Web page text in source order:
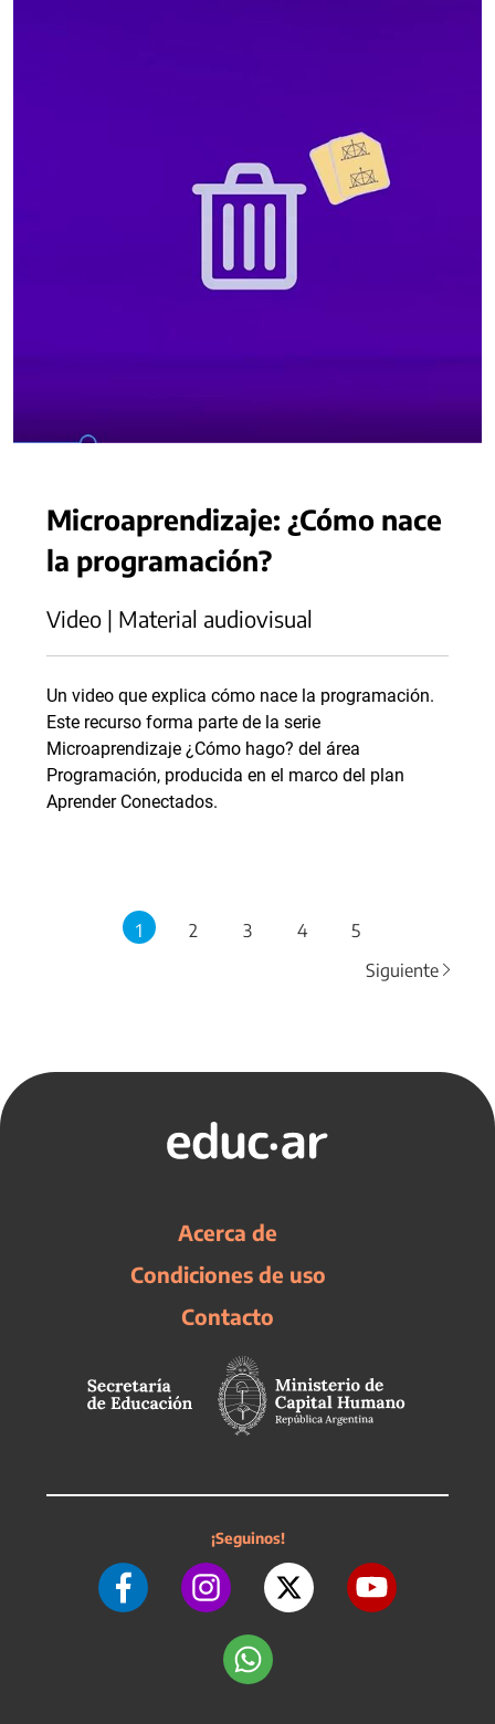
Microaprendizaje: ¿Cómo nace
la programación?
Video | Material audiovisual
Un video que explica cómo nace la programación.
Este recurso forma parte de la serie
Microaprendizaje ¿Cómo hago? del área
Programación, producida en el marco del plan
Aprender Conectados.
1 2 3 4
5
Siguiente
Acerca de
Condiciones de uso
Contacto
¡Seguinos!